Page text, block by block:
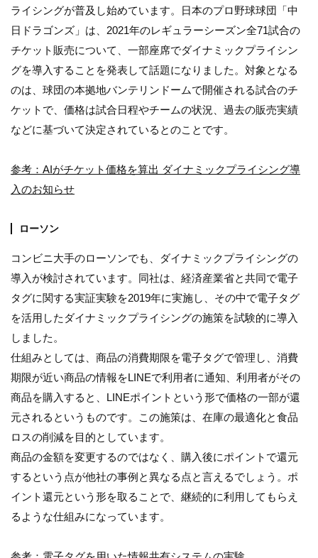
ライシングが普及し始めています。日本のプロ野球球団「中
日ドラゴンズ」は、2021年のレギュラーシーズン全71試合の
チケット販売について、一部座席でダイナミックプライシン
グを導入することを発表して話題になりました。対象となる
のは、球団の本拠地バンテリンドームで開催される試合のチ
ケットで、価格は試合日程やチームの状況、過去の販売実績
などに基づいて決定されているとのことです。
参考：AIがチケット価格を算出 ダイナミックプライシング導
入のお知らせ
ローソン
コンビニ大手のローソンでも、ダイナミックプライシングの
導入が検討されています。同社は、経済産業省と共同で電子
タグに関する実証実験を2019年に実施し、その中で電子タグ
を活用したダイナミックプライシングの施策を試験的に導入
しました。
仕組みとしては、商品の消費期限を電子タグで管理し、消費
期限が近い商品の情報をLINEで利用者に通知、利用者がその
商品を購入すると、LINEポイントという形で価格の一部が還
元されるというものです。この施策は、在庫の最適化と食品
ロスの削減を目的としています。
商品の金額を変更するのではなく、購入後にポイントで還元
するという点が他社の事例と異なる点と言えるでしょう。ポ
イント還元という形を取ることで、継続的に利用してもらえ
るような仕組みになっています。